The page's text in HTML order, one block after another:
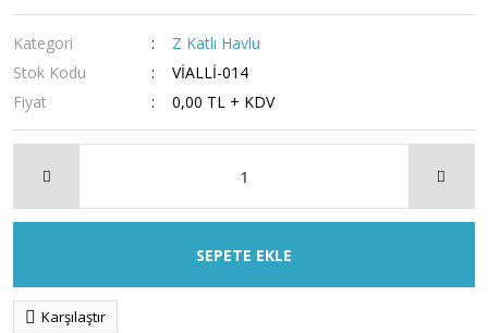
Kategori
Z Katlı Havlu
Stok Kodu
VİALLİ-014
Fiyat
0,00 TL + KDV
SEPETE EKLE
Karşılaştır